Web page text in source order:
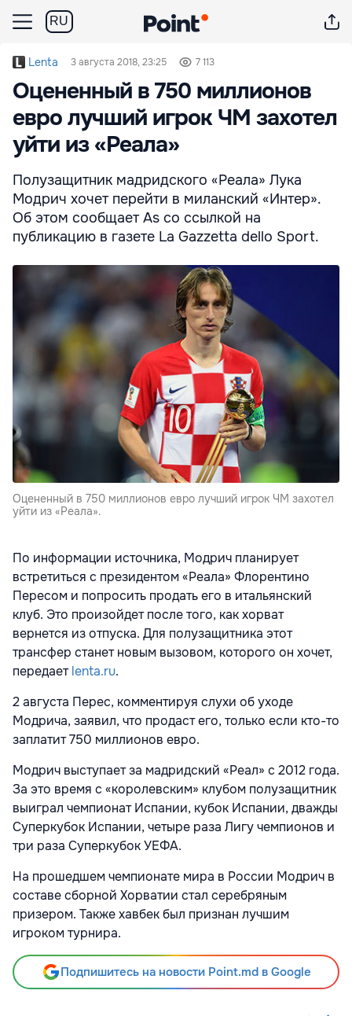
RU
Lenta 3 августа 2018, 23:25 7 113
Оцененный в 750 миллионов
евро лучший игрок ЧМ захотел
уйти из «Реала»
Полузащитник мадридского «Реала» Лука
Модрич хочет перейти в миланский «Интер».
Об этом сообщает As со ссылкой на
публикацию в газете La Gazzetta dello Sport.
Оцененный в 750 миллионов евро лучший игрок ЧМ захотел
уйти из «Реала».
По информации источника, Модрич планирует
встретиться с президентом «Реала» Флорентино
Пересом и попросить продать его в итальянский
клуб. Это произойдет после того, как хорват
вернется из отпуска. Для полузащитника этот
трансфер станет новым вызовом, которого он хочет,
передаетlenta.ru.
2 августа Перес, комментируя слухи об уходе
Модрича, заявил, что продаст его, только если кто-то
заплатит 750 миллионов евро.
Модрич выступает за мадридский «Реал» с 2012 года.
За это время с «королевским» клубом полузащитник
выиграл чемпионат Испании, кубок Испании, дважды
Суперкубок Испании, четыре раза Лигу чемпионов и
три раза Суперкубок УЕФА.
На прошедшем чемпионате мира в России Модрич в
составе сборной Хорватии стал серебряным
призером. Также хавбек был признан лучшим
игроком турнира.
Подпишитесь на новости Point.md в Google